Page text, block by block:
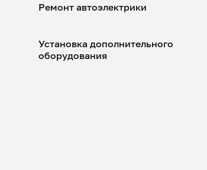
Ремонт автоэлектрики
Установка дополнительного
оборудования